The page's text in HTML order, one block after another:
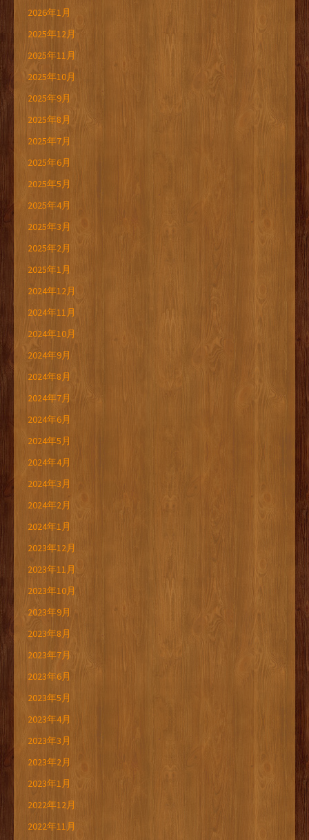
2026年1月
2025年12月
2025年11月
2025年10月
2025年9月
2025年8月
2025年7月
2025年6月
2025年5月
2025年4月
2025年3月
2025年2月
2025年1月
2024年12月
2024年11月
2024年10月
2024年9月
2024年8月
2024年7月
2024年6月
2024年5月
2024年4月
2024年3月
2024年2月
2024年1月
2023年12月
2023年11月
2023年10月
2023年9月
2023年8月
2023年7月
2023年6月
2023年5月
2023年4月
2023年3月
2023年2月
2023年1月
2022年12月
2022年11月